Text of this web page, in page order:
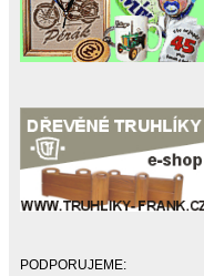
PODPORUJEME: